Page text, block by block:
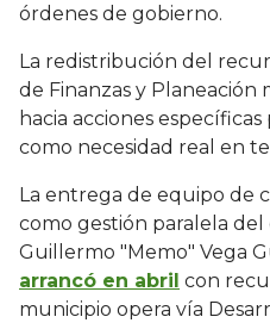
órdenes de gobierno.
La redistribución del
de Finanzas y Planeación
hacia acciones
como necesidad real en
La entrega de equipo de
como gestión paralela
Guillermo "Memo" Vega
arrancó en abril con
municipio opera vía